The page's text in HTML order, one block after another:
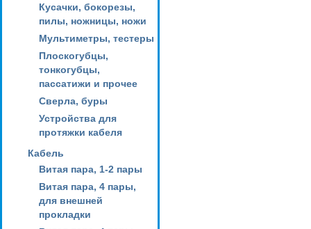
Кусачки, бокорезы,
пилы, ножницы, ножи
Мультиметры, тестеры
Плоскогубцы,
тонкогубцы,
пассатижи и прочее
Сверла, буры
Устройства для
протяжки кабеля
Кабель
Витая пара, 1-2 пары
Витая пара, 4 пары,
для внешней
прокладки